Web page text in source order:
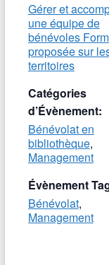
Gérer et
une équipe de
bénévoles
proposée sur
territoires
Catégories
d’Évènement:
Bénévolat en
bibliothèque,
Management
Évènement
Bénévolat,
Management